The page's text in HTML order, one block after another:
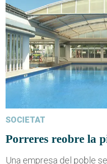
SOCIETAT
Porreres reobre la
Una empresa del poble